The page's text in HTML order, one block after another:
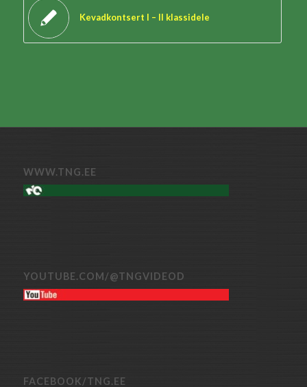
Kevadkontsert I – II klassidele
WWW.TNG.EE
YOUTUBE.COM/@TNGVIDEOD
FACEBOOK/TNG.EE